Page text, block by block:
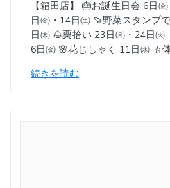
【箱田店】 🎂お誕生日会 6日
日㈮・14日㈯ 🍠野菜スタンプ
日㈭ 🌰栗拾い 23日㈪・24日㈫
6日㈮ 🌸花じしゃく 11日㈬ 🚶
続きを読む